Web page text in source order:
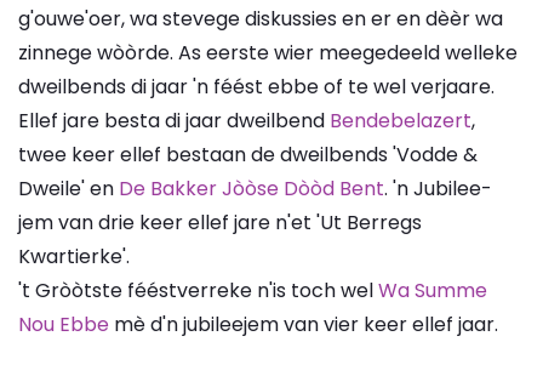
g'ouwe'oer, wa stevege diskussies en er en dèèr wa
zinnege wòòrde. As eerste wier meegedeeld welleke
dweilbends di jaar 'n féést ebbe of te wel verjaare.
Ellef jare besta di jaar dweilbend Bendebelazert,
twee keer ellef bestaan de dweilbends 'Vodde &
Dweile' en De Bakker Jòòse Dòòd Bent. 'n Jubilee-
jem van drie keer ellef jare n'et 'Ut Berregs
Kwartierke'.
't Gròòtste fééstverreke n'is toch welWa Summe
Nou Ebbe mè d'n jubileejem van vier keer ellef jaar.